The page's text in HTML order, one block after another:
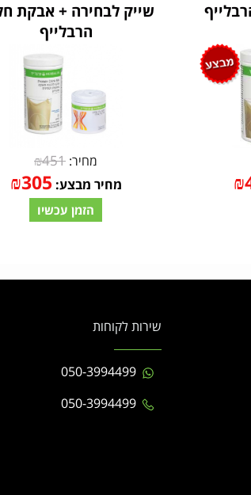
₪
שייק לבחירה + אבקת
הרבלייף
מחיר: ₪451
מחיר מבצע: ₪305
הזמן עכשיו
שירות לקוחות
050-3994499
050-3994499